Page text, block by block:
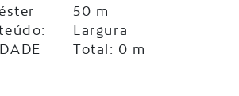
50 m
Largura
Total: 0 m